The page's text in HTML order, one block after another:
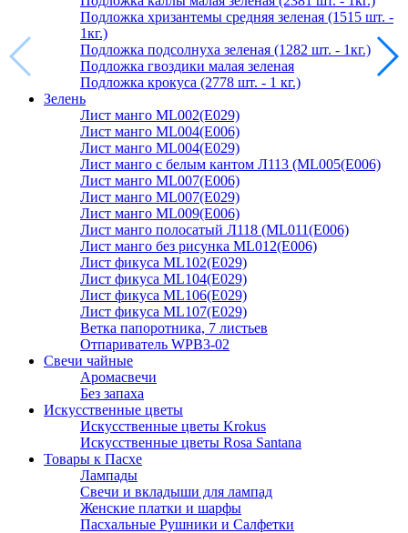
Подложка хризантемы средняя зеленая (1515 шт. -
1кг.)
Подложка подсолнуха зеленая (1282 шт. - 1кг.)
Подложка гвоздики малая зеленая
Подложка крокуса (2778 шт. - 1 кг.)
Зелень
Лист манго ML002(E029)
Лист манго ML004(E006)
Лист манго ML004(E029)
Лист манго с белым кантом Л113 (ML005(E006)
Лист манго ML007(E006)
Лист манго ML007(E029)
Лист манго ML009(E006)
Лист манго полосатый Л118 (ML011(E006)
Лист манго без рисунка ML012(E006)
Лист фикуса ML102(E029)
Лист фикуса ML104(E029)
Лист фикуса ML106(E029)
Лист фикуса ML107(E029)
Ветка папоротника, 7 листьев
Отпариватель WPB3-02
Свечи чайные
Аромасвечи
Без запаха
Искусственные цветы
Искусственные цветы Krokus
Искусственные цветы Rosa Santana
Товары к Пасхе
Лампады
Свечи и вкладыши для лампад
Женские платки и шарфы
Пасхальные Рушники и Салфетки